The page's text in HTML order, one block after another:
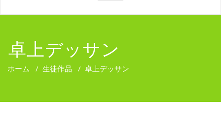
卓上デッサン
ホーム / 生徒作品 / 卓上デッサン